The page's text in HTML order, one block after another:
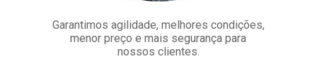
Garantimos agilidade, melhores condições,
menor preço e mais segurança para
nossos clientes.